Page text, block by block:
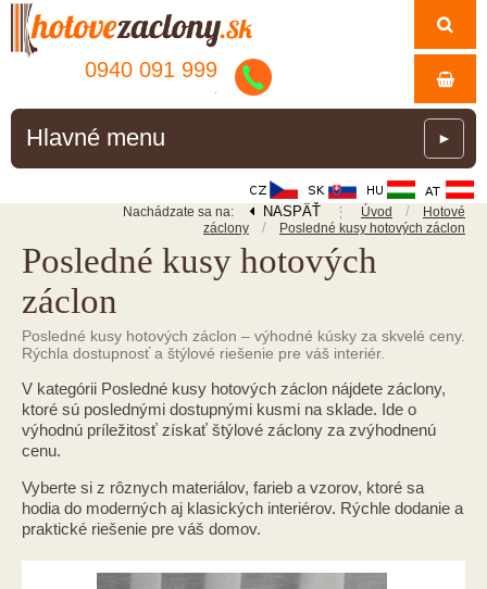
0940 091 999
Hlavné menu ►
Nachádzate sa na: NASPÄŤ ⋮ Úvod /
Hotové
záclony
/ Posledné kusy hotových záclon
Posledné kusy hotových
záclon
Posledné kusy hotových záclon – výhodné kúsky za skvelé ceny.
Rýchla dostupnosť a štýlové riešenie pre váš interiér.
V kategórii Posledné kusy hotových záclon nájdete záclony,
ktoré sú poslednými dostupnými kusmi na sklade. Ide o
výhodnú príležitosť získať štýlové záclony za zvýhodnenú
cenu.
Vyberte si z rôznych materiálov, farieb a vzorov, ktoré sa
hodia do moderných aj klasických interiérov. Rýchle dodanie a
praktické riešenie pre váš domov.